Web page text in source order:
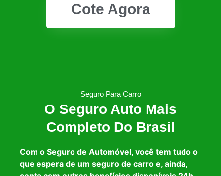
Cote Agora
Seguro Para Carro
O Seguro Auto Mais
Completo Do Brasil
Com o Seguro de Automóvel, você tem tudo o
que espera de um seguro de carro e, ainda,